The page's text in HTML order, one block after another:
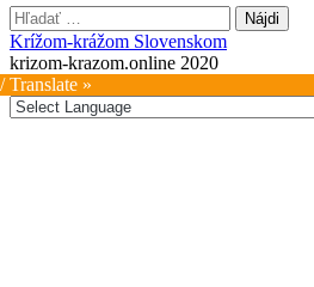
Hľadať:
Krížom-krážom Slovenskom
krizom-krazom.online 2020
Translate »